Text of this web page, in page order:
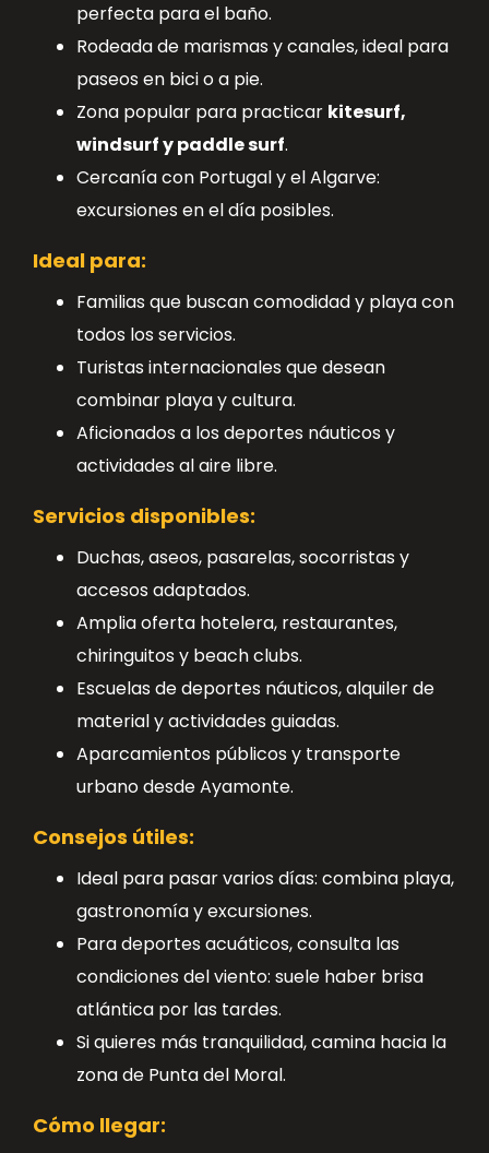
perfecta para el baño.
Rodeada de marismas y canales, ideal para
paseos en bici o a pie.
Zona popular para practicar kitesurf,
windsurf y paddle surf.
Cercanía con Portugal y el Algarve:
excursiones en el día posibles.
Ideal para:
Familias que buscan comodidad y playa con
todos los servicios.
Turistas internacionales que desean
combinar playa y cultura.
Aficionados a los deportes náuticos y
actividades al aire libre.
Servicios disponibles:
Duchas, aseos, pasarelas, socorristas y
accesos adaptados.
Amplia oferta hotelera, restaurantes,
chiringuitos y beach clubs.
Escuelas de deportes náuticos, alquiler de
material y actividades guiadas.
Aparcamientos públicos y transporte
urbano desde Ayamonte.
Consejos útiles:
Ideal para pasar varios días: combina playa,
gastronomía y excursiones.
Para deportes acuáticos, consulta las
condiciones del viento: suele haber brisa
atlántica por las tardes.
Si quieres más tranquilidad, camina hacia la
zona de Punta del Moral.
Cómo llegar: